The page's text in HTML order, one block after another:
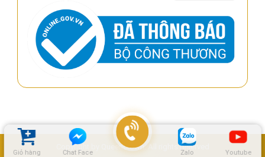
Giỏ hàng Chat Face Zalo Youtube
Copyright by Queencrown. All rights reserved